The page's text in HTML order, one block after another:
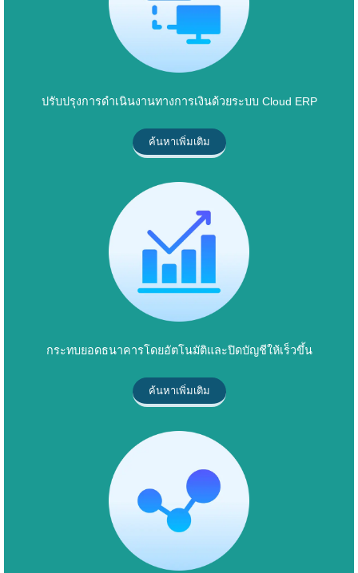
ปรับปรุงการดำเนินงานทางการเงินด้วยระบบ Cloud ERP
ค้นหาเพิ่มเติม
กระทบยอดธนาคารโดยอัตโนมัติและปิดบัญชีให้เร็วขึ้น
ค้นหาเพิ่มเติม